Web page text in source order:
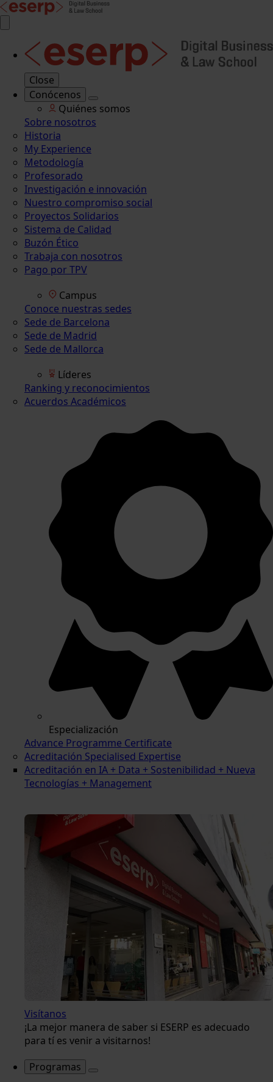
Close
Conócenos
Quiénes somos
Sobre nosotros
Historia
My Experience
Metodología
Profesorado
Investigación e innovación
Nuestro compromiso social
Proyectos Solidarios
Sistema de Calidad
Buzón Ético
Trabaja con nosotros
Pago por TPV
Campus
Conoce nuestras sedes
Sede de Barcelona
Sede de Madrid
Sede de Mallorca
Líderes
Ranking y reconocimientos
Acuerdos Académicos
Especialización
Advance Programme Certificate
Acreditación Specialised Expertise
Acreditación en IA + Data + Sostenibilidad + Nueva
Tecnologías + Management
Visítanos
¡La mejor manera de saber si ESERP es adecuado
para tí es venir a visitarnos!
Programas